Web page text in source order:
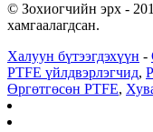
© Зохиогчийн эрх -
хамгаалагдсан.
Халуун бүтээгдэхүүн -
PTFE үйлдвэрлэгчид,
Өргөтгөсөн PTFE,